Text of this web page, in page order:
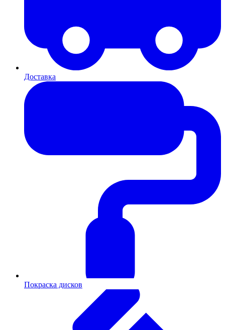
Доставка
Покраска дисков